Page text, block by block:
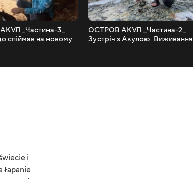
_Частина-3_
спіймав на новому
ОСТРОВ АКУЛ _Частина-2_
Зустріч з Акулою. Виживання
i
łapanie